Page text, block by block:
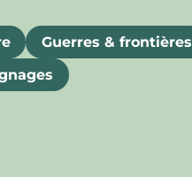
Guerres & frontières